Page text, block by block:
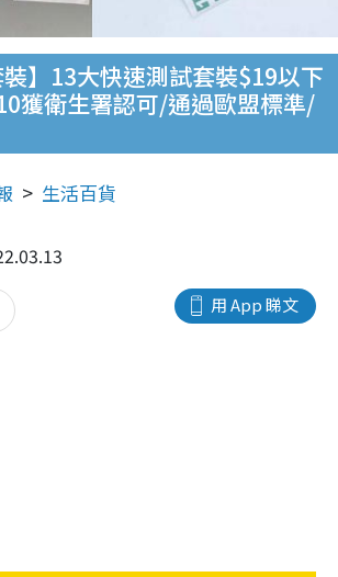
裝】13大快速測試套裝$19以下
獲衛生署認可/通過歐盟標準/
生活百貨
用 App 睇文